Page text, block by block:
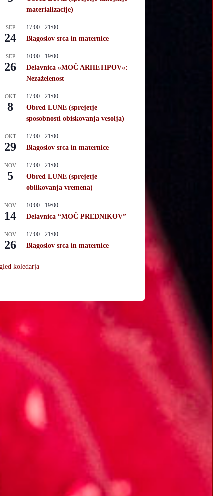
materializacije)
SEP
24
17:00 -21:00
Blagoslov srca in maternice
SEP
26
10:00 - 19:00
Delavnica »MOČ ARHETIPOV«:
Nezaželenost
OKT
8
17:00 -21:00
Obred LUNE (sprejetje
sposobnosti obiskovanja vesolja)
OKT
29
17:00 -21:00
Blagoslov srca in maternice
NOV
5
17:00 -21:00
Obred LUNE (sprejetje
oblikovanja vremena)
NOV
14
10:00 - 19:00
Delavnica “MOČ PREDNIKOV”
NOV
26
17:00 -21:00
Blagoslov srca in maternice
koledarja